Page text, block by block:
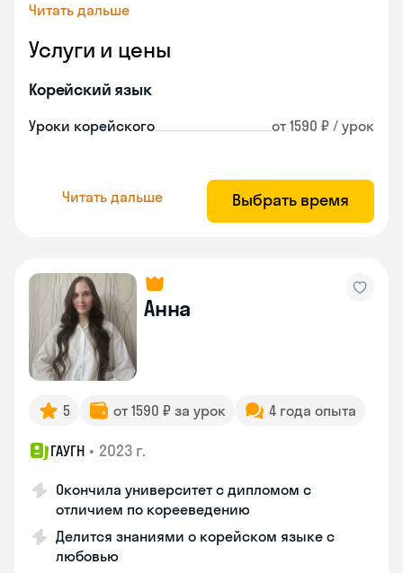
Читать дальше
Услуги и цены
Корейский язык
Уроки корейского от 1590 ₽ / урок
Читать дальше Выбрать время
Анна
5 от 1590 ₽ за урок 4 года опыта
ГАУГН • 2023 г.
Окончила университет с дипломом с
отличием по корееведению
Делится знаниями о корейском языке с
любовью